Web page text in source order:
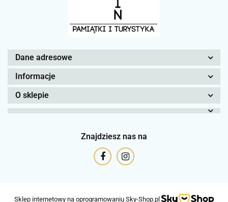
Dane adresowe
Informacje
O sklepie
Znajdziesz nas na
Sklep internetowy na oprogramowaniu Sky-Shop.pl